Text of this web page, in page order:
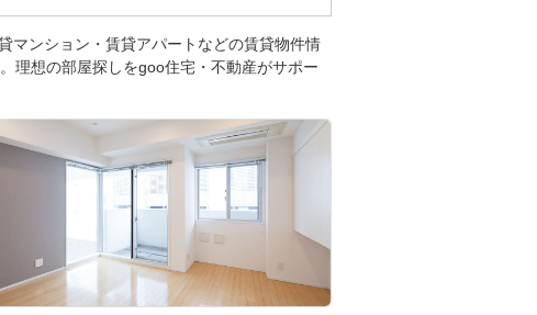
マンション・賃貸アパートなどの賃貸物件情
理想の部屋探しをgoo住宅・不動産がサポー